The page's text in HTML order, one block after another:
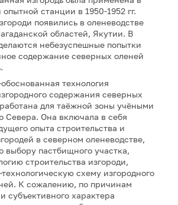
станции в 1950-1952 гг.
появились в оленеводстве
областей, Якутии. В
небезуспешные попытки
содержание северных оленей
технология
содержания северных
для таёжной зоны учёными
Она включала в себя
опыта строительства и
в северном оленеводстве,
выбору пастбищного участка,
строительства изгороди,
схему изгородного
К сожалению, по причинам
субъективного характера